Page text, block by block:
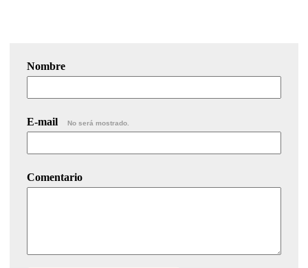
Nombre
E-mail No será mostrado.
Comentario